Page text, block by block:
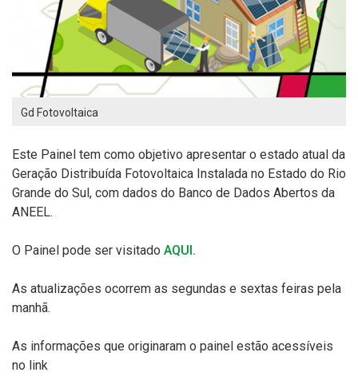
Gd Fotovoltaica
Este Painel tem como objetivo apresentar o estado atual da
Geração Distribuída Fotovoltaica Instalada no Estado do Rio
Grande do Sul, com dados do Banco de Dados Abertos da
ANEEL.
O Painel pode ser visitado AQUI.
As atualizações ocorrem as segundas e sextas feiras pela
manhã.
As informações que originaram o painel estão acessíveis
no link